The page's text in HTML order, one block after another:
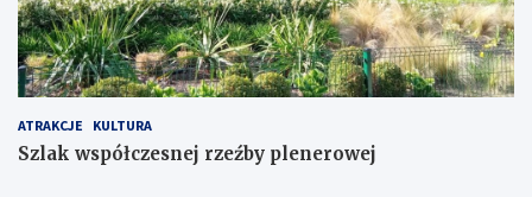
ATRAKCJE KULTURA
Szlak współczesnej rzeźby plenerowej